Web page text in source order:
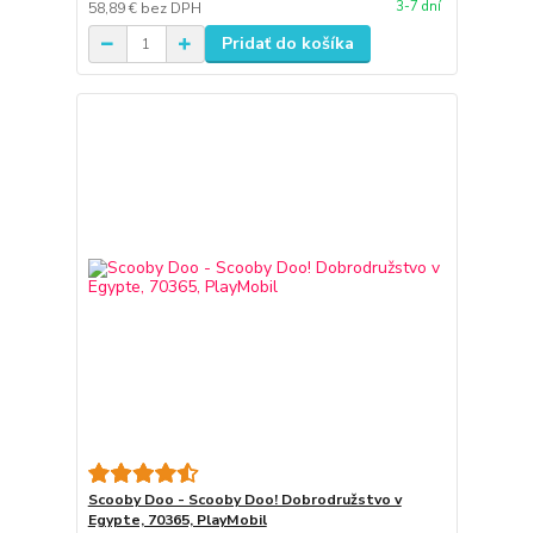
58,89 € bez DPH 3-7 dní
Pridať do košíka
Scooby Doo - Scooby Doo! Dobrodružstvo v
Egypte, 70365, PlayMobil